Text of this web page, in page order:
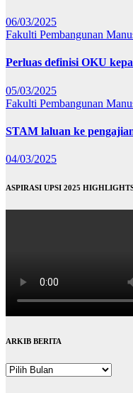
06/03/2025
Fakulti Pembangunan
Perluas definisi OKU
05/03/2025
Fakulti Pembangunan
STAM laluan ke
04/03/2025
ASPIRASI UPSI 2025
ARKIB BERITA
ARKIB